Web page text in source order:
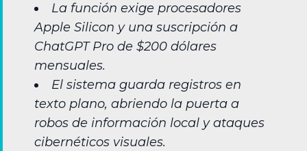
La función exige procesadores
Apple Silicon y una suscripción a
ChatGPT Pro de $200 dólares
mensuales.
El sistema guarda registros en
texto plano, abriendo la puerta a
robos de información local y ataques
cibernéticos visuales.